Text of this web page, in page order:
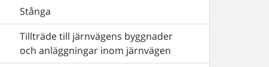
Stånga
Tillträde till järnvägens byggnader
och anläggningar inom järnvägen